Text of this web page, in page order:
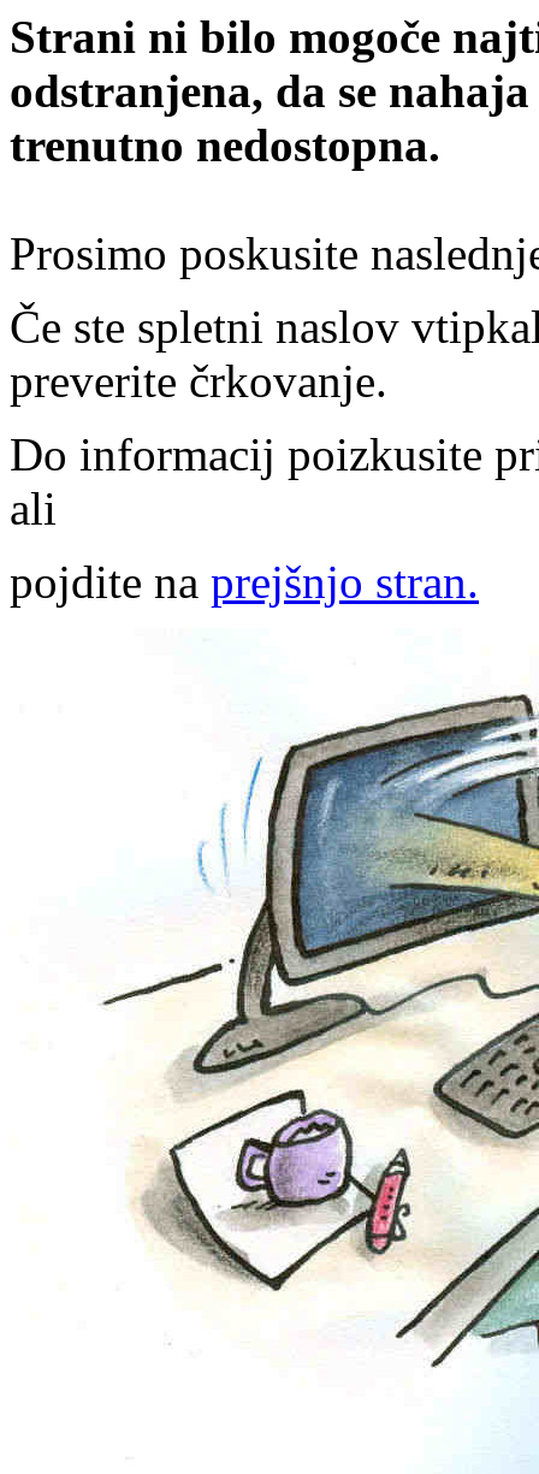
Strani ni bilo mogoče
odstranjena, da se
trenutno nedostopna.
Prosimo poskusite
Če ste spletni naslov
preverite črkovanje.
Do informacij poizkusite
ali
pojdite na prejšnjo stran.